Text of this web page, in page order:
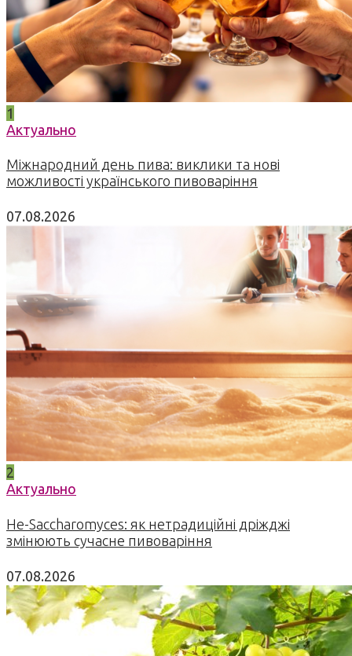
1
Актуально
Міжнародний день пива: виклики та нові
можливості українського пивоваріння
07.08.2026
2
Актуально
Не-Saccharomyces: як нетрадиційні дріжджі
змінюють сучасне пивоваріння
07.08.2026